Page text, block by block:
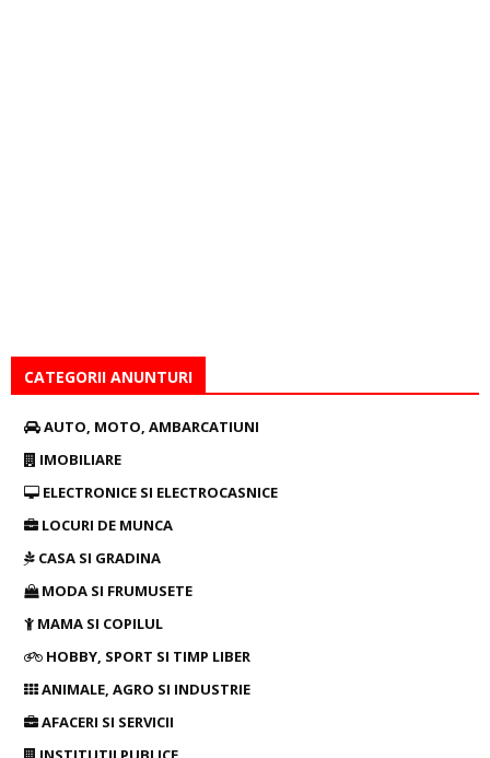
CATEGORII ANUNTURI
AUTO, MOTO, AMBARCATIUNI
IMOBILIARE
ELECTRONICE SI ELECTROCASNICE
LOCURI DE MUNCA
CASA SI GRADINA
MODA SI FRUMUSETE
MAMA SI COPILUL
HOBBY, SPORT SI TIMP LIBER
ANIMALE, AGRO SI INDUSTRIE
AFACERI SI SERVICII